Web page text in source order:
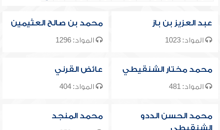
عبد العزيز بن باز
المواد: 1023
محمد بن صالح العثيمين
المواد: 1296
محمد مختار الشنقيطي
المواد: 481
عائض القرني
المواد: 404
محمد الحسن الددو
الشنقيطي
محمد المنجد